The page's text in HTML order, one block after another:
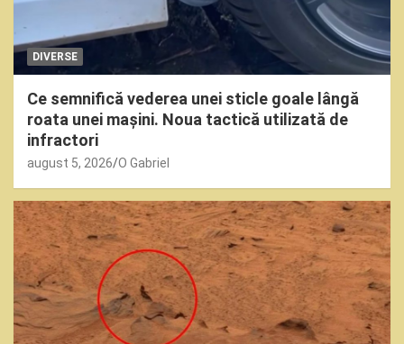
DIVERSE
Ce semnifică vederea unei sticle goale lângă
roata unei mașini. Noua tactică utilizată de
infractori
august 5, 2026 O Gabriel